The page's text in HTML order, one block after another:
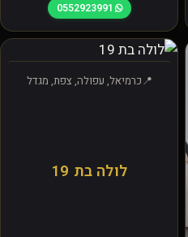
0552923991
כרמיאל, עפולה, צפת, מגדל
לולה בת 19